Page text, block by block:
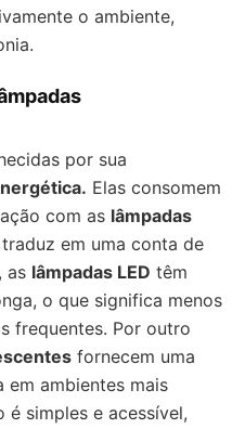
o ambiente,
por sua
Elas consomem
com as lâmpadas
em uma conta de
as lâmpadas LED têm
o que significa menos
frequentes. Por outro
fornecem uma
em ambientes mais
é simples e acessível,